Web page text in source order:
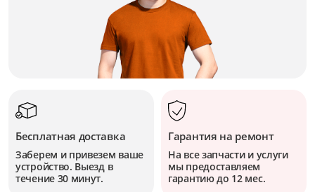
Бесплатная доставка
Заберем и привезем ваше
устройство. Выезд в
течение 30 минут.
Гарантия на ремонт
На все запчасти и услуги
мы предоставляем
гарантию до 12 мес.